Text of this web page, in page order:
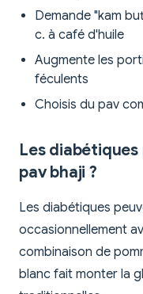
Demande "kam
c. à café d'huile
Augmente les
féculents
Choisis du pav
Les
pav bhaji ?
Les diabétiques
occasionnellement
combinaison de
blanc fait monter la